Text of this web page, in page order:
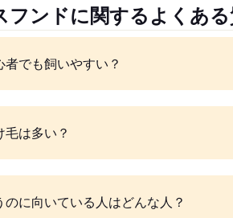
フンドに関するよくあ
でも飼いやすい？
は多い？
に向いている人はどんな人？